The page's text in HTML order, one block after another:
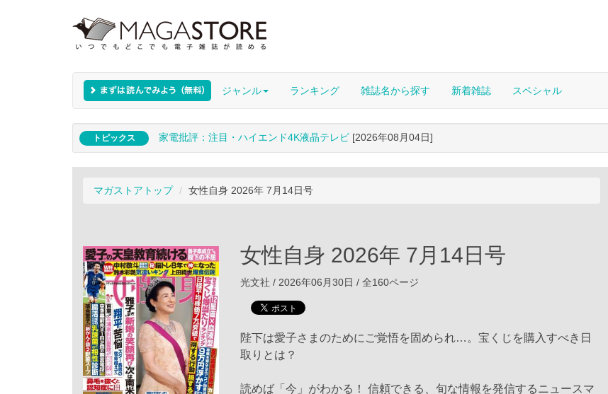
ジャンル ランキング 雑誌名から探す 新着雑誌 スペシャル
トピックス 家電批評：注目・ハイエンド4K液晶テレビ [2026年08月04日]
マガストアトップ 女性自身 2026年 7月14日号
女性自身 2026年 7月14日号
光文社 / 2026年06月30日 / 全160ページ
陛下は愛子さまのためにご覚悟を固められ…。宝くじを購入すべき日
取りとは？
読めば「今」がわかる！ 信頼できる、旬な情報を発信するニュースマ